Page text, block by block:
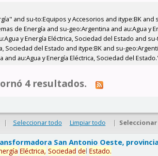
and su-to:Equipos y Accesorios and itype:BK and
de Energía and su-geo:Argentina and au:Agua y
y Energía Eléctrica, Sociedad del Estado and
Sociedad del Estado and itype:BK and su-
au:Agua y Energía Eléctrica, Sociedad del Estado.'
4 resultados.
| Seleccionar todo Limpiar todo |
San Antonio Oeste,
Eléctrica, Sociedad delEstado.